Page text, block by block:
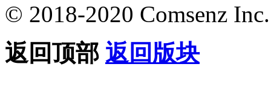
© 2018-2020 Comsenz Inc.
返回顶部 返回版块